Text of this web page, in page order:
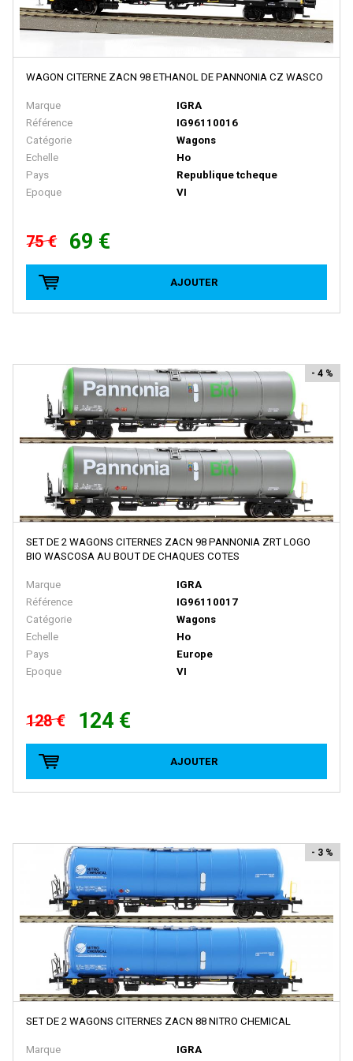
E.T.S
EFSI
ELEC-TRAINS INTERNATIONAL
Elec-Trains International- MMRG
ELECTROTREN
Epoche
ESCI
ESU
EURO MODELL
EXACTRAIL
EXACT TRAIN
Faller
FB SYSTEMS
Ferfyx
FISCHER
FLEISCHMANN
FOX VALLEY MODELS
FR
FRADIS - Marque Disparue, Finition Années 70
FRATESCHI
FULGUREX
GABOR
GEGE
GRAHAM FARISH
GRIP ZECHIN
GUTZOLD
HATTONS
WAGON CITERNE ZACN 98 ETHANOL DE PANNONIA CZ WASCO
Marque
IGRA
Référence
IG96110016
Catégorie
Wagons
Echelle
Ho
Pays
Republique tcheque
Epoque
VI
75 € 69 €
AJOUTER
SET DE 2 WAGONS CITERNES ZACN 98 PANNONIA ZRT LOGO
BIO WASCOSA AU BOUT DE CHAQUES COTES
Marque
IGRA
Référence
IG96110017
Catégorie
Wagons
Echelle
Ho
Pays
Europe
Epoque
VI
- 4 %
128 € 124 €
AJOUTER
SET DE 2 WAGONS CITERNES ZACN 88 NITRO CHEMICAL
Marque
IGRA
- 3 %